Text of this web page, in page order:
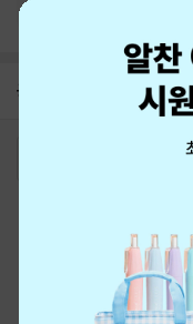
공지 8월 신용카드 무이자할
예
이용약관
PC버전